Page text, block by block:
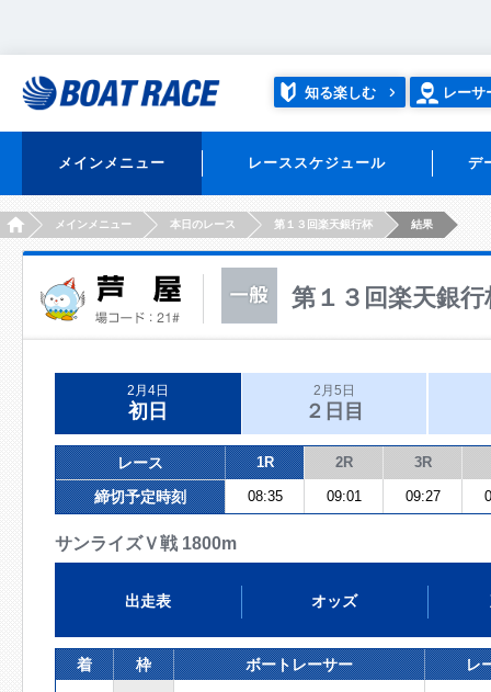
知る楽しむ レーサ
メインメニュー レーススケジュール デ
HOMEメインメニュー 本日のレース 第１３回楽天銀行杯 結果
第１３回楽天銀行
2月4日
初日
2月5日
２日目
レース 1R 2R 3R
締切予定時刻 08:35 09:01 09:27
サンライズＶ戦 1800m
出走表 オッズ
着 枠 ボートレーサー レ